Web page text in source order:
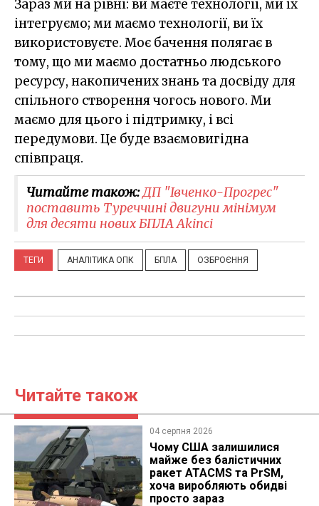
Зараз ми на рівні: ви маєте технології, ми їх
інтегруємо; ми маємо технології, ви їх
використовуєте. Моє бачення полягає в
тому, що ми маємо достатньо людського
ресурсу, накопичених знань та досвіду для
спільного створення чогось нового. Ми
маємо для цього і підтримку, і всі
передумови. Це буде взаємовигідна
співпраця.
Читайте також:ДП "Івченко-Прогрес"
поставить Туреччині двигуни мінімум
для десяти нових БПЛА Akinci
ТЕГИ АНАЛІТИКА ОПК БПЛА ОЗБРОЄННЯ
Читайте також
04 серпня 2026
Чому США залишилися
майже без балістичних
ракет ATACMS та PrSM,
хоча виробляють обидві
просто зараз